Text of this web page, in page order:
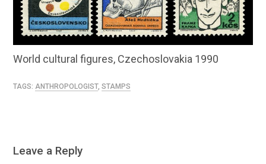
World cultural figures, Czechoslovakia 1990
TAGS: ANTHROPOLOGIST, STAMPS
Leave a Reply